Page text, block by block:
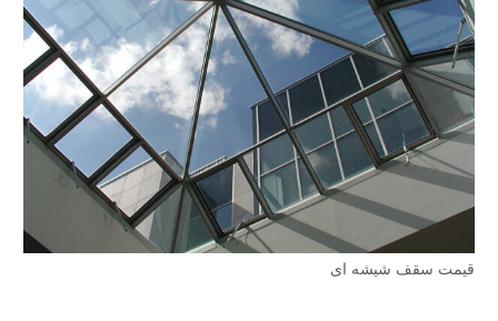
قیمت سقف شیشه‌ ای